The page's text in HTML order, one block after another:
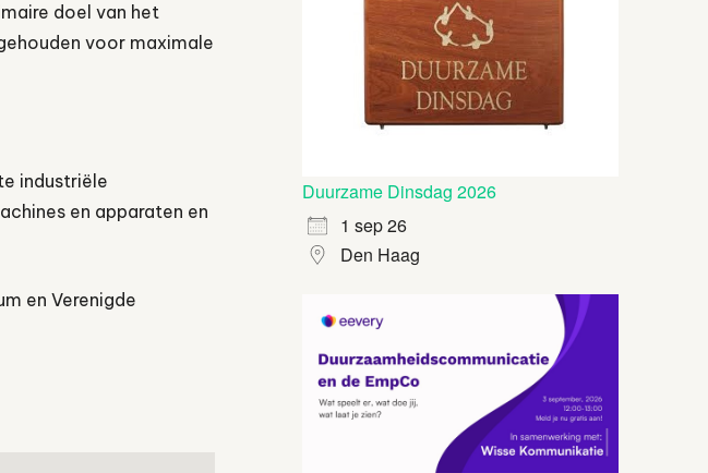
doel van het
voor maximale
industriële
en apparaten en
en Verenigde
Duurzame Dinsdag 2026
1 sep 26
Den Haag